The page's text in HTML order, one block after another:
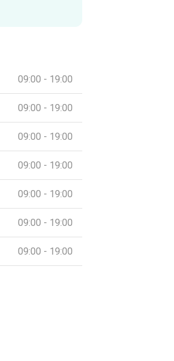
09:00 - 19:00
09:00 - 19:00
09:00 - 19:00
09:00 - 19:00
09:00 - 19:00
09:00 - 19:00
09:00 - 19:00